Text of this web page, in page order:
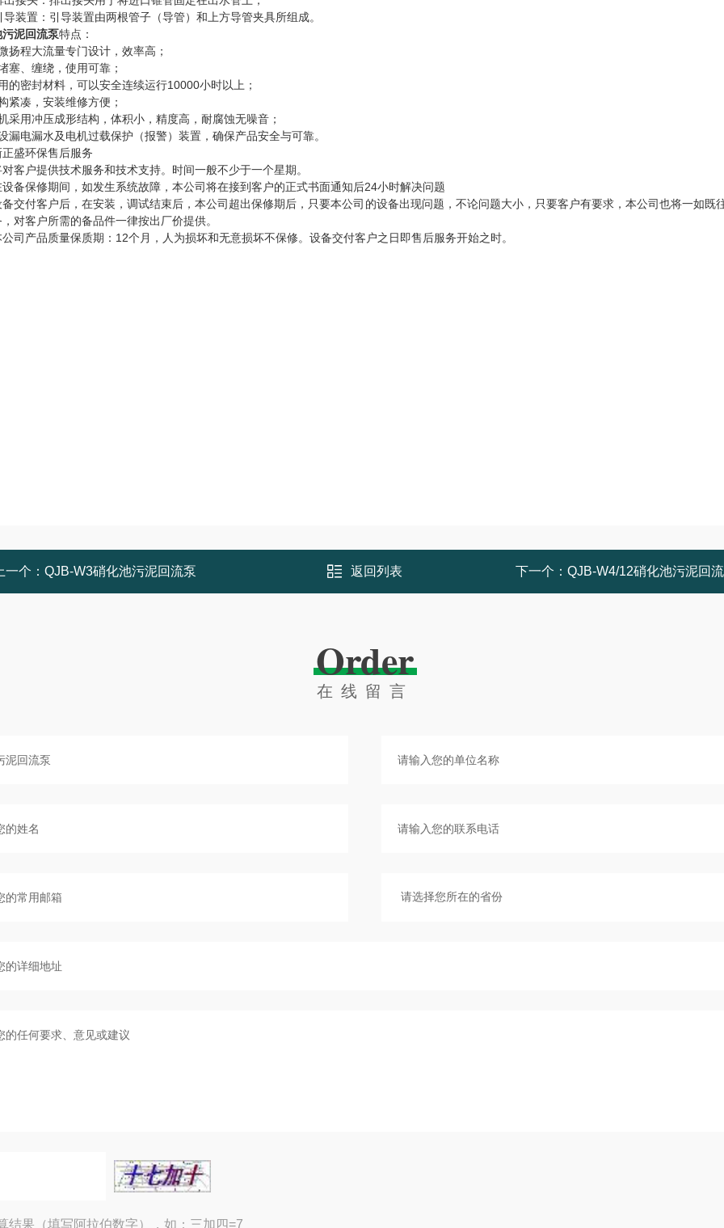
导装置：引导装置由两根管子（导管）和上方导管夹具所组成。
泥回流泵特点：
扬程大流量专门设计，效率高；
塞、缠绕，使用可靠；
的密封材料，可以安全连续运行10000小时以上；
紧凑，安装维修方便；
采用冲压成形结构，体积小，精度高，耐腐蚀无噪音；
漏电漏水及电机过载保护（报警）装置，确保产品安全与可靠。
盛环保售后服务
客户提供技术服务和技术支持。时间一般不少于一个星期。
备保修期间，如发生系统故障，本公司将在接到客户的正式书面通知后24小时解决问题
交付客户后，在安装，调试结束后，本公司超出保修期后，只要本公司的设备出现问题，不论问题大小，只要客户有要求，本公司也将一如既
对客户所需的备品件一律按出厂价提供。
司产品质量保质期：12个月，人为损坏和无意损坏不保修。设备交付客户之日即售后服务开始之时。
一个： QJB-W3硝化池污泥回流泵 返回列表 下一个： QJB-W4/12硝化池污泥回
Order
在线留言
结果（填写阿拉伯数字），如：三加四=7